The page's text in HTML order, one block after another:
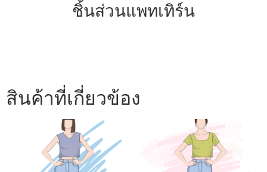
ชิ้นส่วนแพทเทิร์น
สินค้าที่เกี่ยวข้อง